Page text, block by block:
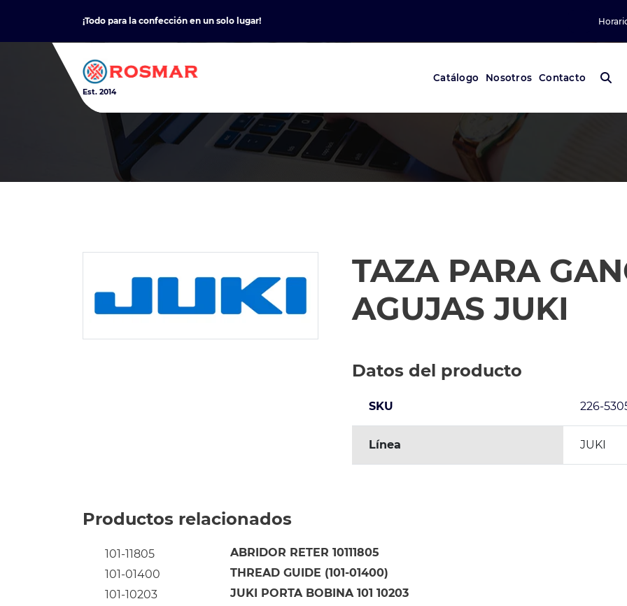
content
¡Todo para la confección en un solo lugar!
Est. 2014
Catálogo Nosotros Contacto
TAZA PARA
AGUJAS JUKI
Datos del producto
SKU 226-
Línea JUKI
Productos relacionados
101-11805 ABRIDOR RETER 10111805
101-01400
THREAD GUIDE (101-01400)
101-10203
JUKI PORTA BOBINA 101 10203